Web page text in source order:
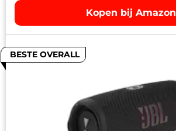
Kopen bij Amazon
BESTE OVERALL